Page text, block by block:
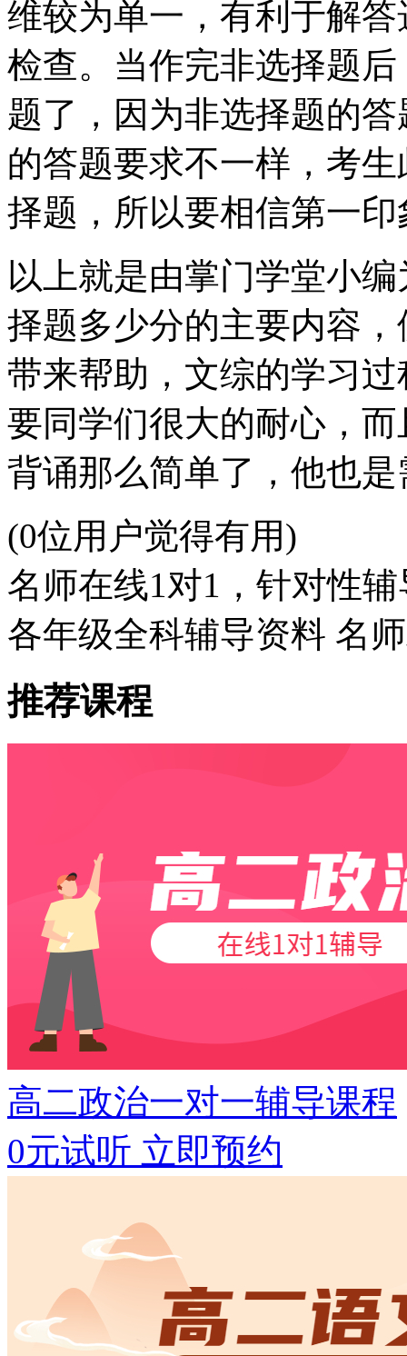
维较为单一，有利于解
检查。当作完非选择题
题了，因为非选择题的
的答题要求不一样，考
择题，所以要相信第一印
以上就是由掌门学堂小
择题多少分的主要内容
带来帮助，文综的学习
要同学们很大的耐心，
背诵那么简单了，他也
(0位用户觉得有用)
名师在线1对1，针对性
各年级全科辅导资料 名
推荐课程
高二政治一对一辅导课程
0元试听 立即预约